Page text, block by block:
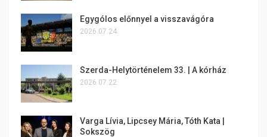
Egygólos előnnyel a visszavágóra
2026.07.24.
Szerda-Helytörténelem 33. | A kórház
2026.07.22.
Varga Lívia, Lipcsey Mária, Tóth Kata |
Sokszög